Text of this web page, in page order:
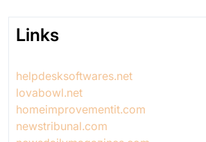
Links
helpdesksoftwares.net
lovabowl.net
homeimprovementit.com
newstribunal.com